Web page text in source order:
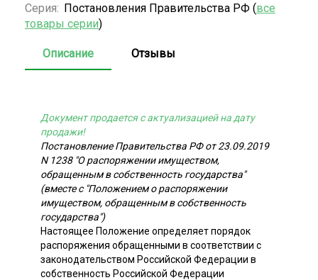
Серия: Постановления Правительства РФ (все
товары серии)
Описание Отзывы
Документ продается с актуализацией на дату
продажи!
Постановление Правительства РФ от 23.09.2019
N 1238 "О распоряжении имуществом,
обращенным в собственность государства"
(вместе с "Положением о распоряжении
имуществом, обращенным в собственность
государства")
Настоящее Положение определяет порядок
распоряжения обращенными в соответствии с
законодательством Российской Федерации в
собственность Российской Федерации